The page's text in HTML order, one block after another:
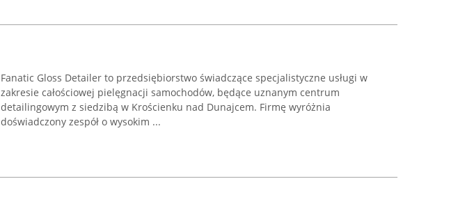
Fanatic Gloss Detailer to przedsiębiorstwo świadczące specjalistyczne usługi w
zakresie całościowej pielęgnacji samochodów, będące uznanym centrum
detailingowym z siedzibą w Krościenku nad Dunajcem. Firmę wyróżnia
doświadczony zespół o wysokim ...